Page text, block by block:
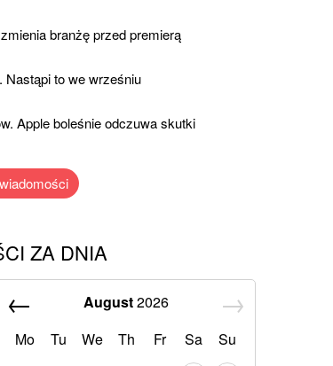
branżę przed premierą
Nastąpi to we wrześniu
Apple boleśnie odczuwa skutki
ZA DNIA
August2026
Mo
Tu We Th Fr Sa Su